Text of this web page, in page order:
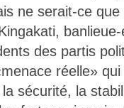
ne serait-ce
des partis
réelle»
sécurité, la